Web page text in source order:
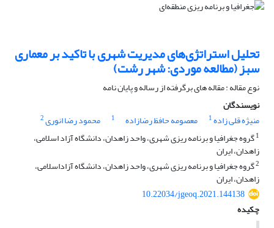
تحلیل استراتژی‌های مدیریت شهری با تاکید بر معماری
سبز (مطالعه موردی: شهر رشت)
نوع مقاله : مقاله های برگرفته از رساله و پایان نامه
نویسندگان
منیژه قلی زاده1 معصومه حافظ رضازاده 1 محمود رضا انوری2
1گروه جغرافیا و برنامه ریزی شهری، واحد زاهدان، دانشگاه آزاد اسلامی،
زاهدان، ایران
2گروه جغرافیا و برنامه ریزی شهری، واحد زاهدان، دانشگاه آزاداسلامی،
زاهدان، ایران
10.22034/jgeoq.2021.144138
چکیده